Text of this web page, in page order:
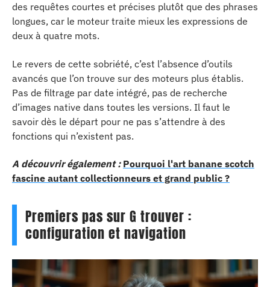
des requêtes courtes et précises plutôt que des phrases
longues, car le moteur traite mieux les expressions de
deux à quatre mots.
Le revers de cette sobriété, c’est l’absence d’outils
avancés que l’on trouve sur des moteurs plus établis.
Pas de filtrage par date intégré, pas de recherche
d’images native dans toutes les versions. Il faut le
savoir dès le départ pour ne pas s’attendre à des
fonctions qui n’existent pas.
A découvrir également : Pourquoi l'art banane scotch
fascine autant collectionneurs et grand public ?
Premiers pas sur G trouver :
configuration et navigation